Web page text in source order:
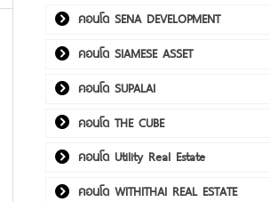
คอนโด SENA DEVELOPMENT
คอนโด SIAMESE ASSET
คอนโด SUPALAI
คอนโด THE CUBE
คอนโด Utility Real Estate
คอนโด WITHITHAI REAL ESTATE